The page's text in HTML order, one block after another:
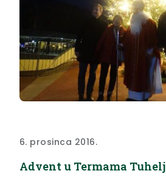
6. prosinca 2016.
Advent u Termama Tuhelj